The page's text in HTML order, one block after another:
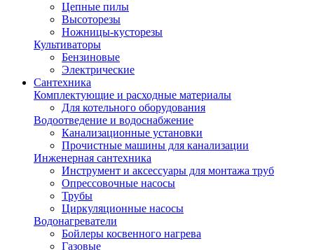
Цепные пилы
Высоторезы
Ножницы-кусторезы
Культиваторы
Бензиновые
Электрические
Сантехника
Комплектующие и расходные материалы
Для котельного оборудования
Водоотведение и водоснабжение
Канализационные установки
Прочистные машины для канализации
Инженерная сантехника
Инструмент и аксессуары для монтажа труб
Опрессовочные насосы
Трубы
Циркуляционные насосы
Водонагреватели
Бойлеры косвенного нагрева
Газовые